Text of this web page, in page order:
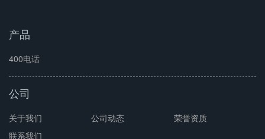
产品
400电话
公司
关于我们 公司动态
荣誉资质
联系我们